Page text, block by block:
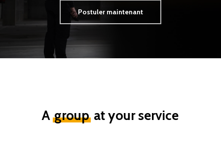
Postuler maintenant
Agroup at your service